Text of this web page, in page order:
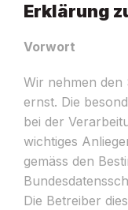
Erklärung
Vorwort
Wir nehmen
ernst. Die
bei der
wichtiges
gemäss den
Die Betreiber